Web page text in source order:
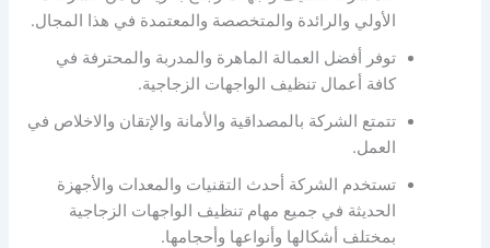
الأولي والرائدة والمتخصصة والمعتمدة في هذا المجال.
توفر أفضل العمالة الماهرة والمدربة والمحترفة في
كافة أعمال تنظيف الواجهات الزجاجية.
تتمتع الشركة بالمصداقية والأمانة والإتقان والاخلاص في
العمل.
تستخدم الشركة أحدث التقنيات والمعدات والأجهزة
الحديثة في جميع مهام تنظيف الواجهات الزجاجية
بمختلف أشكالها وأنواعها وأحجامها.